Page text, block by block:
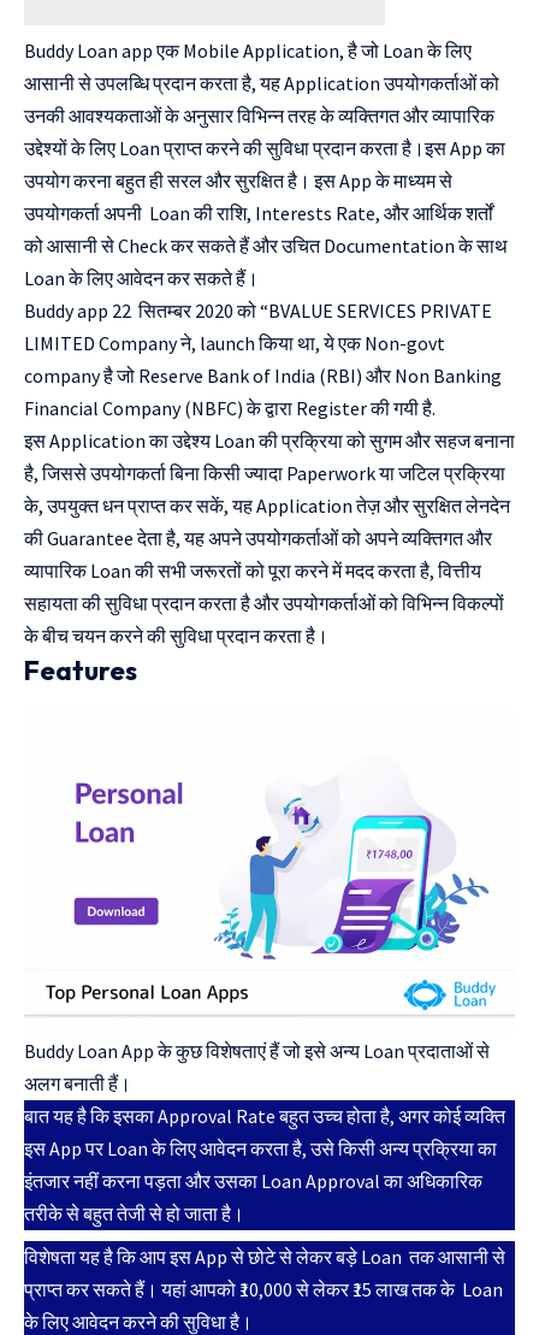
Buddy Loan app एक Mobile Application, है जो Loan के लिए
आसानी से उपलब्धि प्रदान करता है, यह Application उपयोगकर्ताओं को
उनकी आवश्यकताओं के अनुसार विभिन्न तरह के व्यक्तिगत और व्यापारिक
उद्देश्यों के लिए Loan प्राप्त करने की सुविधा प्रदान करता है।इस App का
उपयोग करना बहुत ही सरल और सुरक्षित है। इस App के माध्यम से
उपयोगकर्ता अपनी Loan की राशि, Interests Rate, और आर्थिक शर्तों
को आसानी से Check कर सकते हैं और उचित Documentation के साथ
Loan के लिए आवेदन कर सकते हैं।
Buddy app 22 सितम्बर 2020 को “BVALUE SERVICES PRIVATE
LIMITED Company ने, launch किया था, ये एक Non-govt
company है जो Reserve Bank of India (RBI) और Non Banking
Financial Company (NBFC) के द्वारा Register की गयी है.
इस Application का उद्देश्य Loan की प्रक्रिया को सुगम और सहज बनाना
है, जिससे उपयोगकर्ता बिना किसी ज्यादा Paperwork या जटिल प्रक्रिया
के, उपयुक्त धन प्राप्त कर सकें, यह Application तेज़ और सुरक्षित लेनदेन
की Guarantee देता है, यह अपने उपयोगकर्ताओं को अपने व्यक्तिगत और
व्यापारिक Loan की सभी जरूरतों को पूरा करने में मदद करता है, वित्तीय
सहायता की सुविधा प्रदान करता है और उपयोगकर्ताओं को विभिन्न विकल्पों
के बीच चयन करने की सुविधा प्रदान करता है।
Features
Buddy Loan App के कुछ विशेषताएं हैं जो इसे अन्य Loan प्रदाताओं से
अलग बनाती हैं।
बात यह है कि इसका Approval Rate बहुत उच्च होता है, अगर कोई व्यक्ति
इस App पर Loan के लिए आवेदन करता है, उसे किसी अन्य प्रक्रिया का
इंतजार नहीं करना पड़ता और उसका Loan Approval का अधिकारिक
तरीके से बहुत तेजी से हो जाता है।
विशेषता यह है कि आप इस App से छोटे से लेकर बड़े Loan तक आसानी से
प्राप्त कर सकते हैं। यहां आपको ₹10,000 से लेकर ₹15 लाख तक के Loan
के लिए आवेदन करने की सुविधा है।